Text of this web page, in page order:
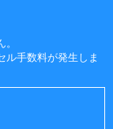
ル手数料が発生しま